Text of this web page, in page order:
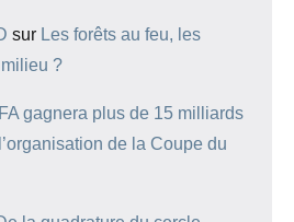
sur Les forêts au feu, les
?
gagnera plus de 15 milliards
de la Coupe du